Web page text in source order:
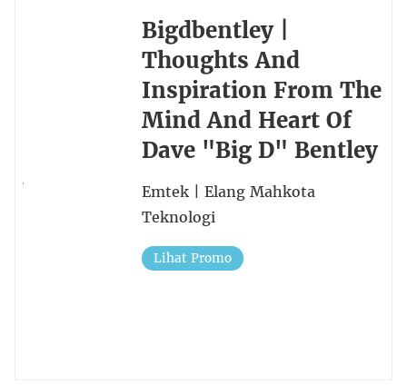
Bigdbentley |
Thoughts And
Inspiration From The
Mind And Heart Of
Dave "Big D" Bentley
Emtek | Elang Mahkota
Teknologi
Lihat Promo